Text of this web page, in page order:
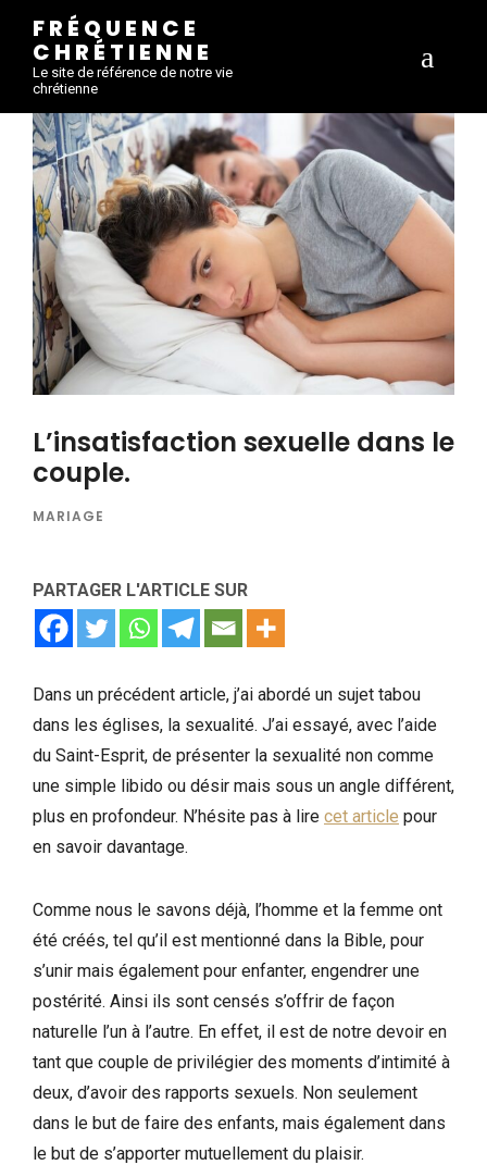
FRÉQUENCE
CHRÉTIENNE
Le site de référence de notre vie
chrétienne
L’insatisfaction sexuelle dans le
couple.
MARIAGE
PARTAGER L'ARTICLE SUR
Dans un précédent article, j’ai abordé un sujet tabou
dans les églises, la sexualité. J’ai essayé, avec l’aide
du Saint-Esprit, de présenter la sexualité non comme
une simple libido ou désir mais sous un angle différent,
plus en profondeur. N’hésite pas à lire cet article pour
en savoir davantage.
Comme nous le savons déjà, l’homme et la femme ont
été créés, tel qu’il est mentionné dans la Bible, pour
s’unir mais également pour enfanter, engendrer une
postérité. Ainsi ils sont censés s’offrir de façon
naturelle l’un à l’autre. En effet, il est de notre devoir en
tant que couple de privilégier des moments d’intimité à
deux, d’avoir des rapports sexuels. Non seulement
dans le but de faire des enfants, mais également dans
le but de s’apporter mutuellement du plaisir.